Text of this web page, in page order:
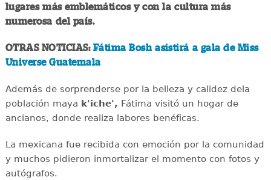
lugares más emblemáticos y con la cultura más
numerosa del país.
OTRAS NOTICIAS: Fátima Bosh asistirá a gala de Miss
Universe Guatemala
Además de sorprenderse por la belleza y calidez dela
población maya k'iche', Fátima visitó un hogar de
ancianos, donde realiza labores benéficas.
La mexicana fue recibida con emoción por la comunidad
y muchos pidieron inmortalizar el momento con fotos y
autógrafos.